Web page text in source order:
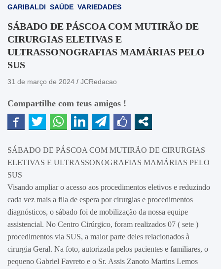
GARIBALDI SAÚDE VARIEDADES
SÁBADO DE PÁSCOA COM MUTIRÃO DE
CIRURGIAS ELETIVAS E
ULTRASSONOGRAFIAS MAMÁRIAS PELO
SUS
31 de março de 2024 JCRedacao
Compartilhe com teus amigos !
SÁBADO DE PÁSCOA COM MUTIRÃO DE CIRURGIAS
ELETIVAS E ULTRASSONOGRAFIAS MAMÁRIAS PELO
SUS
Visando ampliar o acesso aos procedimentos eletivos e reduzindo
cada vez mais a fila de espera por cirurgias e procedimentos
diagnósticos, o sábado foi de mobilização da nossa equipe
assistencial. No Centro Cirúrgico, foram realizados 07 ( sete )
procedimentos via SUS, a maior parte deles relacionados à
cirurgia Geral. Na foto, autorizada pelos pacientes e familiares, o
pequeno Gabriel Favreto e o Sr. Assis Zanoto Martins Lemos